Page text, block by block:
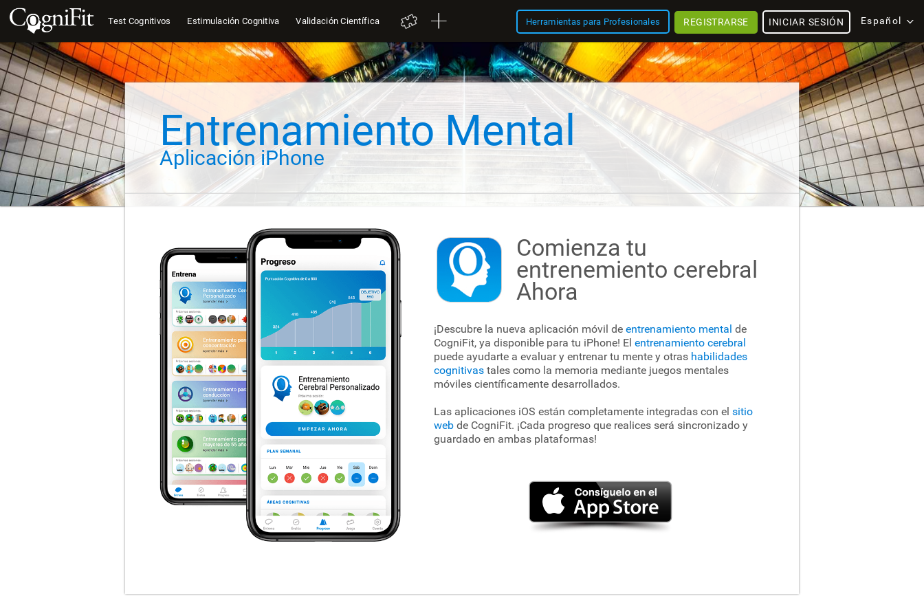
Test Cognitivos Estimulación Cognitiva Validación Científica Herramientas para Profesionales Español
INICIAR SESIÓN
REGISTRARSE
Entrenamiento Mental
Aplicación iPhone
Comienza tu
entrenemiento cerebral
Ahora
¡Descubre la nueva aplicación móvil de entrenamiento mental de
CogniFit, ya disponible para tu iPhone! El entrenamiento cerebral
puede ayudarte a evaluar y entrenar tu mente y otras habilidades
cognitivas tales como la memoria mediante juegos mentales
móviles científicamente desarrollados.
Las aplicaciones iOS están completamente integradas con el sitio
web de CogniFit. ¡Cada progreso que realices será sincronizado y
guardado en ambas plataformas!